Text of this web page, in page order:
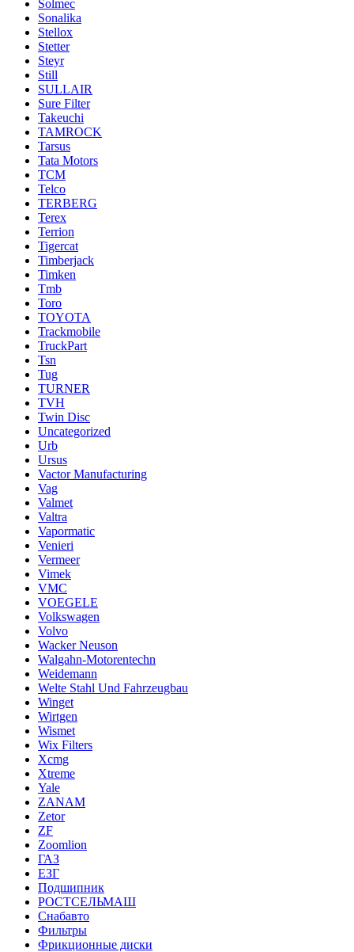
Solmec
Sonalika
Stellox
Stetter
Steyr
Still
SULLAIR
Sure Filter
Takeuchi
TAMROCK
Tarsus
Tata Motors
TCM
Telco
TERBERG
Terex
Terrion
Tigercat
Timberjack
Timken
Tmb
Toro
TOYOTA
Trackmobile
TruckPart
Tsn
Tug
TURNER
TVH
Twin Disc
Uncategorized
Urb
Ursus
Vactor Manufacturing
Vag
Valmet
Valtra
Vapormatic
Venieri
Vermeer
Vimek
VMC
VOEGELE
Volkswagen
Volvo
Wacker Neuson
Walgahn-Motorentechn
Weidemann
Welte Stahl Und Fahrzeugbau
Winget
Wirtgen
Wismet
Wix Filters
Xcmg
Xtreme
Yale
ZANAM
Zetor
ZF
Zoomlion
ГАЗ
ЕЗГ
Подшипник
РОСТСЕЛЬМАШ
Снабавто
Фильтры
Фрикционные диски